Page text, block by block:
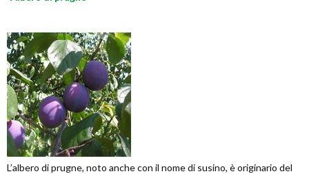
L’albero di prugne, noto anche con il nome di susino, è originario del